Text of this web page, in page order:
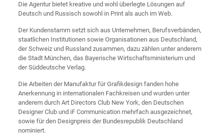
Die Agentur bietet kreative und wohl überlegte Lösungen auf
Deutsch und Russisch sowohl in Print als auch im Web.
Der Kundenstamm setzt sich aus Unternehmen, Berufsverbänden,
staatlichen Institutionen sowie Organisationen aus Deutschland,
der Schweiz und Russland zusammen, dazu zählen unter anderem
die Stadt München, das Bayerische Wirtschaftsministerium und
der Süddeutsche Verlag.
Die Arbeiten der Manufaktur für Grafikdesign fanden hohe
Anerkennung in internationalen Fachkreisen und wurden unter
anderem durch Art Directors Club New York, den Deutschen
Designer Club und iF Communication mehrfach ausgezeichnet,
sowie für den Designpreis der Bundesrepublik Deutschland
nominiert.